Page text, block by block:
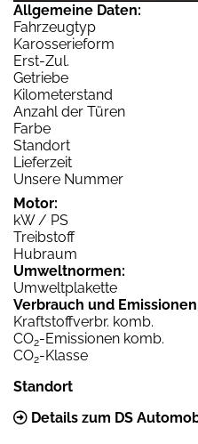
Allgemeine Daten:
Fahrzeugtyp
Karosserieform
Erst-Zul.
Getriebe
Kilometerstand
Anzahl der Türen
Farbe
Standort
Lieferzeit
Unsere Nummer
Motor:
kW / PS
Treibstoff
Hubraum
Umweltnormen:
Umweltplakette
Verbrauch und Emissionen
Kraftstoffverbr. komb.
CO2-Emissionen komb.
CO2-Klasse
Standort
Details zum DS